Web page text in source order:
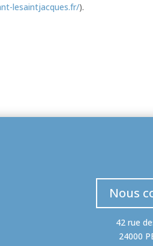
lesaintjacques.fr/).
Nous
42 rue
24000